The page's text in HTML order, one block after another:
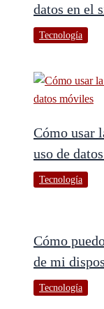
datos en el
Tecnología
Cómo usar
uso de
Tecnología
Cómo
de mi
Tecnología